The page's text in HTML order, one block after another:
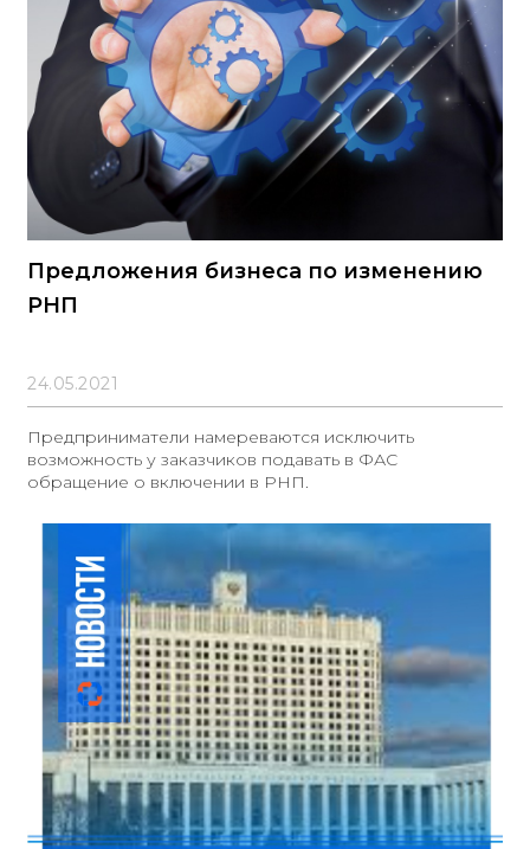
Предложения бизнеса по изменению
РНП
24.05.2021
Предприниматели намереваются исключить
возможность у заказчиков подавать в ФАС
обращение о включении в РНП.